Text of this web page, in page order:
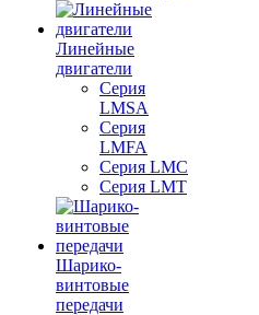
Линейные
двигатели
Серия
LMSA
Серия
LMFA
Серия LMC
Серия LMT
Шарико-
винтовые
передачи